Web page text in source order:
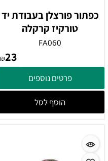
כפתור פורצלן בעבודת יד
טורקיז קרקלה
FA060
₪23
פרטים נוספים
הוסף לסל